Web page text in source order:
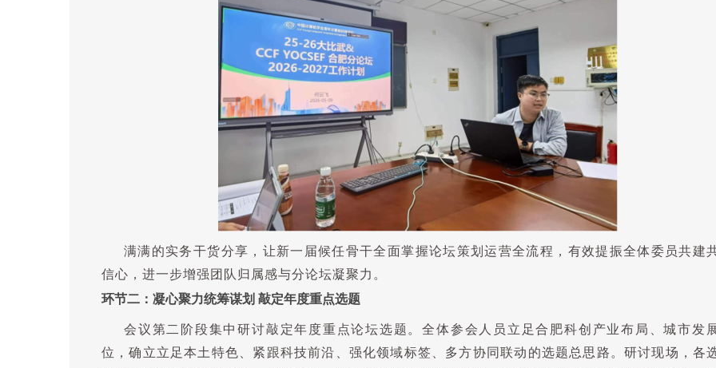
满满的实务干货分享，让新一届候任骨干全面掌握论坛策划运营全流程，有效提振全体委员共建
信心，进一步增强团队归属感与分论坛凝聚力。
环节二 ： 凝心聚力统筹谋划 敲定年度重点选题
会议第二阶段集中研讨敲定年度重点论坛选题。全体参会人员立足合肥科创产业布局、城市发
位，确立立足本土特色、紧跟科技前沿、强化领域标签、多方协同联动的选题总思路。研讨现场，各